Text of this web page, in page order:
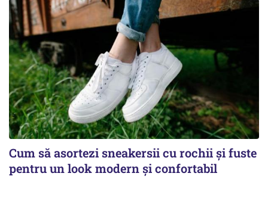
Cum să asortezi sneakersii cu rochii și fuste
pentru un look modern și confortabil